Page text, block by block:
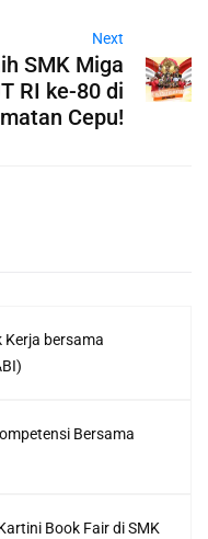
Next
SMK Miga
RI ke-80 di
Cepu!
Kerja bersama
Bersama
Book Fair di SMK